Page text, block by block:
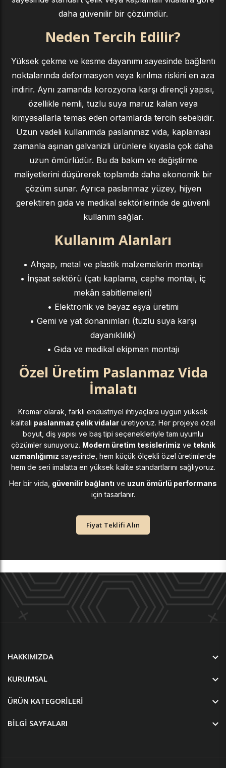
daha güvenilir bir çözümdür.
Neden Tercih Edilir?
Yüksek çekme ve kesme dayanımı sayesinde bağlantı
noktalarında deformasyon veya kırılma riskini en aza
indirir. Aynı zamanda korozyona karşı dirençli yapısı,
özellikle nemli, tuzlu suya maruz kalan veya
kimyasallarla temas eden ortamlarda tercih sebebidir.
Uzun vadeli kullanımda paslanmaz vida, kaplaması
zamanla aşınan galvanizli ürünlere kıyasla çok daha
uzun ömürlüdür. Bu da bakım ve değiştirme
maliyetlerini düşürerek toplamda daha ekonomik bir
çözüm sunar. Ayrıca paslanmaz yüzey, hijyen
gerektiren gıda ve medikal sektörlerinde de güvenli
kullanım sağlar.
Kullanım Alanları
• Ahşap, metal ve plastik malzemelerin montajı
• İnşaat sektörü (çatı kaplama, cephe montajı, iç
mekân sabitlemeleri)
• Elektronik ve beyaz eşya üretimi
• Gemi ve yat donanımları (tuzlu suya karşı
dayanıklılık)
• Gıda ve medikal ekipman montajı
Özel Üretim Paslanmaz Vida
İmalatı
Kromar olarak, farklı endüstriyel ihtiyaçlara uygun yüksek
kaliteli paslanmaz çelik vidalarüretiyoruz. Her projeye özel
boyut, diş yapısı ve baş tipi seçenekleriyle tam uyumlu
çözümler sunuyoruz. Modern üretim tesislerimiz ve teknik
uzmanlığımız sayesinde, hem küçük ölçekli özel üretimlerde
hem de seri imalatta en yüksek kalite standartlarını sağlıyoruz.
Her bir vida, güvenilir bağlantı ve uzun ömürlü performans
için tasarlanır.
Fiyat Teklifi Alın
HAKKIMIZDA
KURUMSAL
ÜRÜN KATEGORILERI
BILGI SAYFALARI